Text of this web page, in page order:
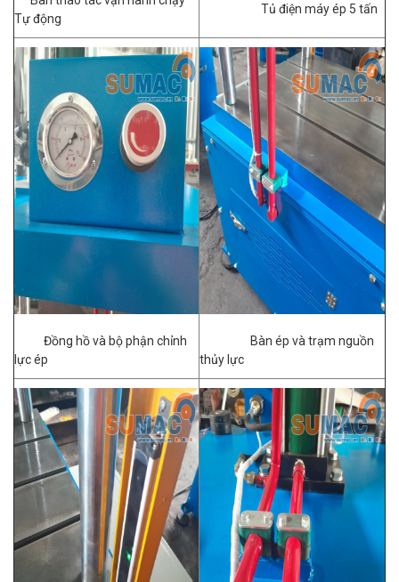
Tự động
Tủ điện máy ép 5 tấn
Đồng hồ và bộ phận chỉnh
lực ép
Bàn ép và trạm nguồn
thủy lực